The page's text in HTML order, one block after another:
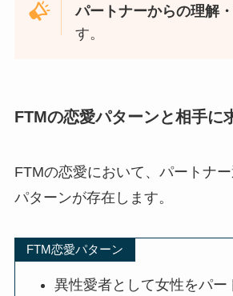
パートナーからの理解
す。
FTMの恋愛パターンと相手に
FTMの恋愛において、パートナ
パターンが存在します。
FTM恋愛パターン
異性愛者として女性をパー